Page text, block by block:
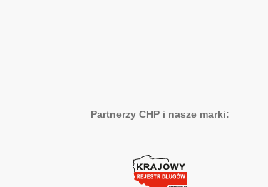
Partnerzy CHP i nasze marki: